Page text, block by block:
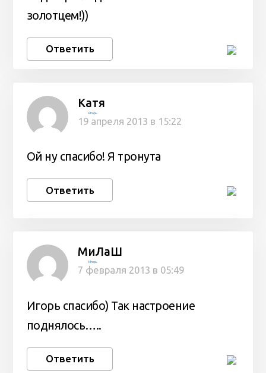
золотцем!))
Ответить
Катя
Игорь
19 апреля 2013 в 15:22
Ой ну спасибо! Я тронута
Ответить
МиЛаШ
Игорь
7 февраля 2013 в 05:49
Игорь спасибо) Так настроение
поднялось…..
Ответить